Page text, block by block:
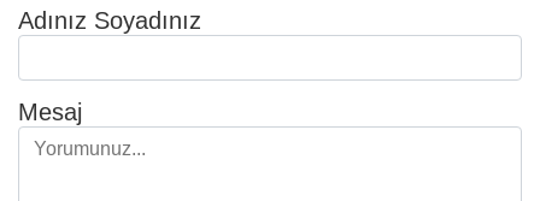
Adınız Soyadınız
Mesaj